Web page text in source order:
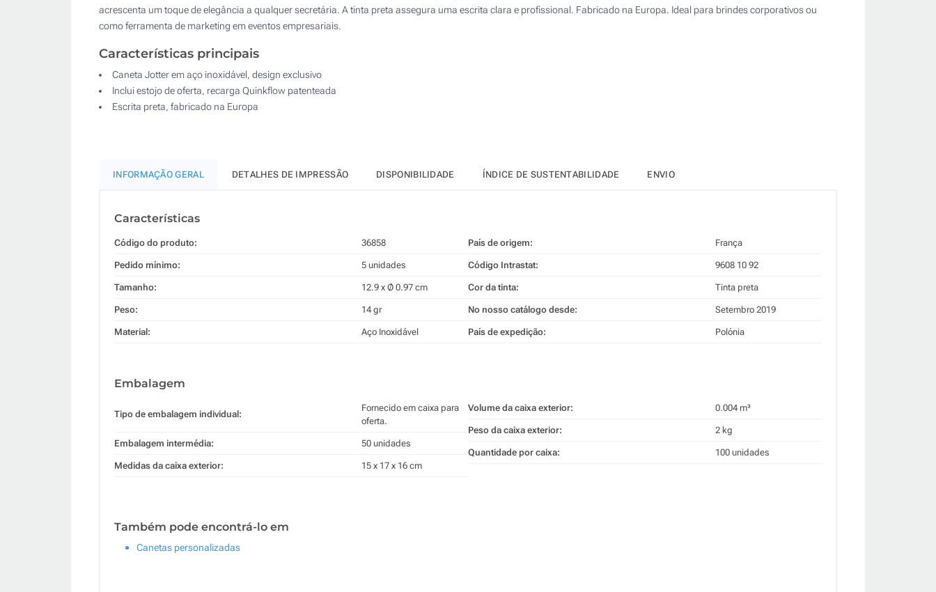
Gravação a laser (No corpo)
Outra : Atualizar
acrescenta um toque de elegância a qualquer secretária. A tinta preta assegura uma escrita clara e profissional. Fabricado na Europa. Ideal para brindes corporativos ou
como ferramenta de marketing em eventos empresariais.
Características principais
Caneta Jotter em aço inoxidável, design exclusivo
Inclui estojo de oferta, recarga Quinkflow patenteada
Escrita preta, fabricado na Europa
INFORMAÇÃO GERAL DETALHES DE IMPRESSÃO DISPONIBILIDADE ÍNDICE DE SUSTENTABILIDADE ENVIO
Características
Código do produto: 36858
Pedido mínimo: 5 unidades
Tamanho: 12.9 x Ø 0.97 cm
Peso: 14 gr
Material: Aço Inoxidável
País de origem: França
Código Intrastat: 9608 10 92
Cor da tinta: Tinta preta
No nosso catálogo desde: Setembro 2019
País de expedição: Polónia
Embalagem
Tipo de embalagem individual:
Fornecido em caixa para
oferta.
Embalagem intermédia: 50 unidades
Medidas da caixa exterior: 15 x 17 x 16 cm
Volume da caixa exterior: 0.004 m³
Peso da caixa exterior: 2 kg
Quantidade por caixa: 100 unidades
Também pode encontrá-lo em
Canetas personalizadas